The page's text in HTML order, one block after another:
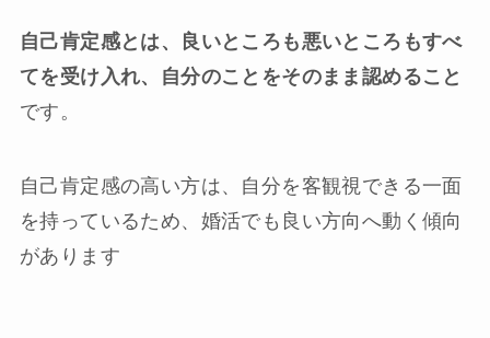
自己肯定感とは、良いところも悪いところもすべ
てを受け入れ、自分のことをそのまま認めること
です。
自己肯定感の高い方は、自分を客観視できる一面
を持っているため、婚活でも良い方向へ動く傾向
があります